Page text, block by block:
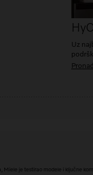
Uz
Miele je testirao modele i ključne